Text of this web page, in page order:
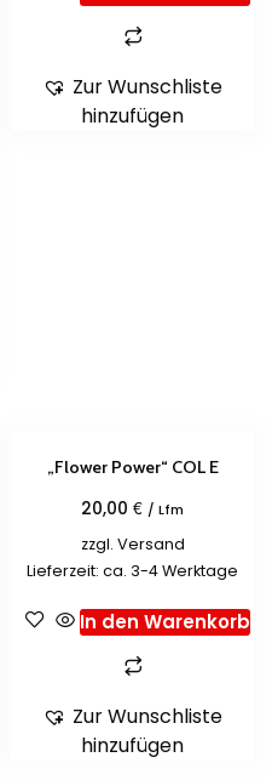
Zur Wunschliste
hinzufügen
„Flower Power“ COL E
20,00€ / Lfm
zzgl. Versand
Lieferzeit: ca. 3-4 Werktage
In den Warenkorb
Zur Wunschliste
hinzufügen